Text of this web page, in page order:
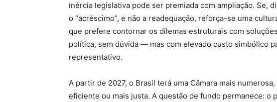
inércia legislativa pode ser premiada com ampliação. Se,
o “acréscimo”, e não a readequação, reforça-se uma
que prefere contornar os dilemas estruturais com
política, sem dúvida — mas com elevado custo simbólico
representativo.
A partir de 2027, o Brasil terá uma Câmara mais
eficiente ou mais justa. A questão de fundo permanece: o